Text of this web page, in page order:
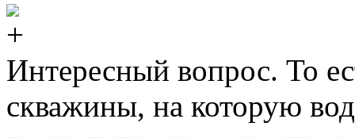
Интересный вопрос. То
скважины, на которую